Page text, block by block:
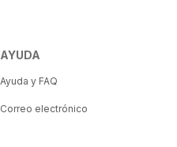
AYUDA
Ayuda y FAQ
Correo electrónico